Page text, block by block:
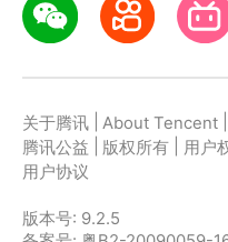
关于腾讯 About Tencent
腾讯公益
版权所有 用户
用户协议
版本号: 9.2.5